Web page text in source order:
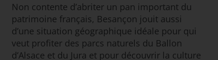
Non contente d’abriter un pan important du
patrimoine français, Besançon jouit aussi
d’une situation géographique idéale pour qui
veut profiter des parcs naturels du Ballon
d’Alsace et du Jura et pour découvrir la culture